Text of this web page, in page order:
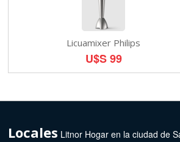
Licuamixer Philips
U$S 99
Locales Litnor Hogar en la ciudad de